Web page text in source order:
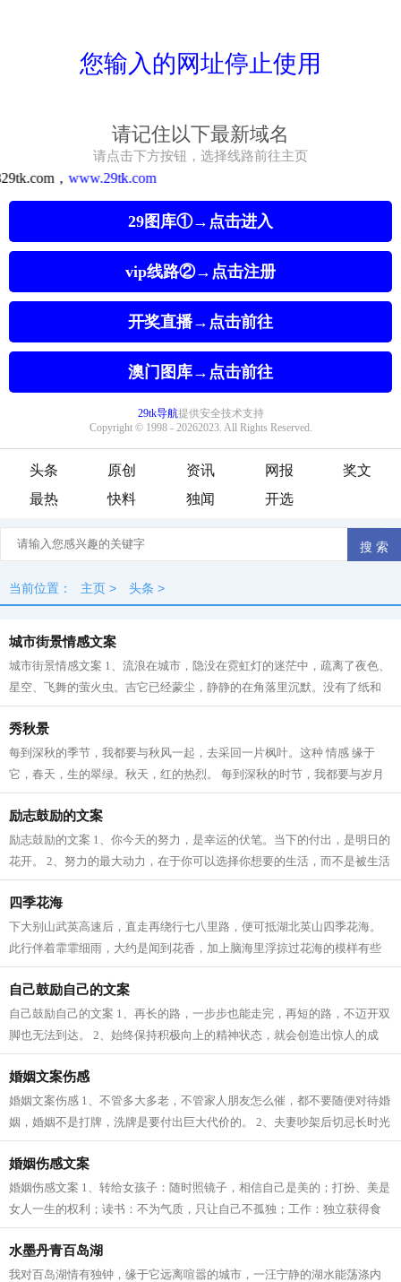
头条 原创 资讯 网报
奖文
最热
快料 独闻 开选
当前位置： 主页 > 头条 >
城市街景情感文案
城市街景情感文案 1、流浪在城市，隐没在霓虹灯的迷茫中，疏离了夜色、
星空、飞舞的萤火虫。吉它已经蒙尘，静静的在角落里沉默。没有了纸和
笔的摩擦，独对荧屏，天地很大，心...
秀秋景
每到深秋的季节，我都要与秋风一起，去采回一片枫叶。这种 情感 缘于
它，春天，生的翠绿。秋天，红的热烈。 每到深秋的时节，我都要与岁月
一起，去采回一片枫叶。它是色彩的更...
励志鼓励的文案
励志鼓励的文案 1、你今天的努力，是幸运的伏笔。当下的付出，是明日的
花开。 2、努力的最大动力，在于你可以选择你想要的生活，而不是被生活
选择。 3、永远不要放弃你真正想要...
四季花海
下大别山武英高速后，直走再绕行七八里路，便可抵湖北英山四季花海。
此行伴着霏霏细雨，大约是闻到花香，加上脑海里浮掠过花海的模样有些
时日，才觉路途并不遥远。 一汪水泊，...
自己鼓励自己的文案
自己鼓励自己的文案 1、再长的路，一步步也能走完，再短的路，不迈开双
脚也无法到达。 2、始终保持积极向上的精神状态，就会创造出惊人的成
绩。 3、伟人之所以伟大，是因为他与...
婚姻文案伤感
婚姻文案伤感 1、不管多大多老，不管家人朋友怎么催，都不要随便对待婚
姻，婚姻不是打牌，洗牌是要付出巨大代价的。 2、夫妻吵架后切忌长时光
负气坚持沉默和冷漠。有两句话可以...
婚姻伤感文案
婚姻伤感文案 1、转给女孩子：随时照镜子，相信自己是美的；打扮、美是
女人一生的权利；读书：不为气质，只让自己不孤独；工作：独立获得食
物是尊严；爱情：只遵从直觉，与生...
水墨丹青百岛湖
我对百岛湖情有独钟，缘于它远离喧嚣的城市，一汪宁静的湖水能荡涤内